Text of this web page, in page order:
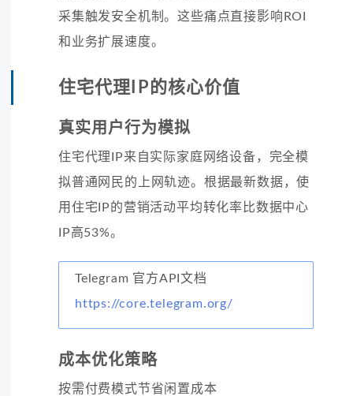
采集触发安全机制。这些痛点直接影响ROI
和业务扩展速度。
住宅代理IP的核心价值
真实用户行为模拟
住宅代理IP来自实际家庭网络设备，完全模
拟普通网民的上网轨迹。根据最新数据，使
用住宅IP的营销活动平均转化率比数据中心
IP高53%。
Telegram 官方API文档
https://core.telegram.org/
成本优化策略
按需付费模式节省闲置成本